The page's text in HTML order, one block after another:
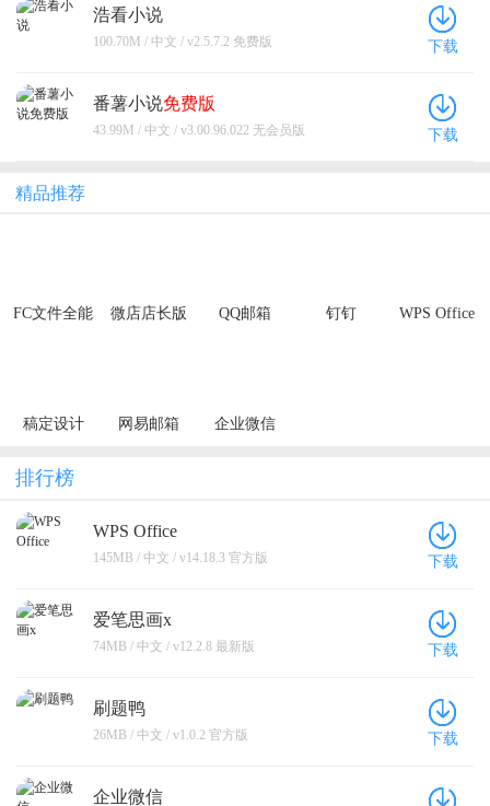
浩看小说
100.70M / 中文 / v2.5.7.2 免费版 下载
番薯小说免费版
43.99M / 中文 / v3.00.96.022 无会员版 下载
精品推荐
FC文件全能
微店店长版 QQ邮箱 钉钉 WPS Office
稿定设计 网易邮箱 企业微信
排行榜
WPS Office
145MB / 中文 / v14.18.3 官方版 下载
爱笔思画x
74MB / 中文 / v12.2.8 最新版 下载
刷题鸭
26MB / 中文 / v1.0.2 官方版 下载
企业微信